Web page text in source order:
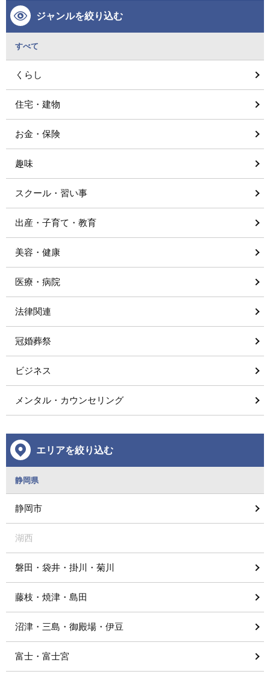
ジャンルを絞り込む
すべて
くらし
住宅・建物
お金・保険
趣味
スクール・習い事
出産・子育て・教育
美容・健康
医療・病院
法律関連
冠婚葬祭
ビジネス
メンタル・カウンセリング
エリアを絞り込む
静岡県
静岡市
湖西
磐田・袋井・掛川・菊川
藤枝・焼津・島田
沼津・三島・御殿場・伊豆
富士・富士宮